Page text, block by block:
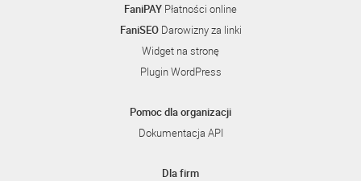
FaniPAY Płatności online
FaniSEODarowizny za linki
Widget na stronę
Plugin WordPress
Pomoc dla organizacji
Dokumentacja API
Dla firm